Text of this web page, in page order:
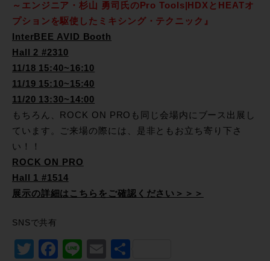
～エンジニア・杉山 勇司氏のPro Tools|HDXとHEATオ
プションを駆使したミキシング・テクニック』
InterBEE AVID Booth
Hall 2 #2310
11/18 15:40~16:10
11/19 15:10~15:40
11/20 13:30~14:00
もちろん、ROCK ON PROも同じ会場内にブース出展し
ています。ご来場の際には、是非ともお立ち寄り下さ
い！！
ROCK ON PRO
Hall 1 #1514
展示の詳細はこちらをご確認ください＞＞＞
SNSで共有
Twitter
Facebook
LineEmail